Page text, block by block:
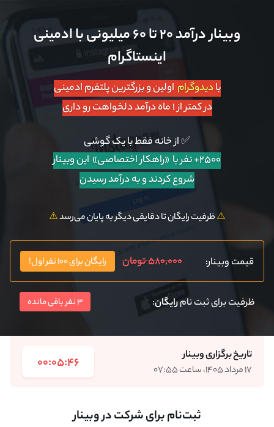
وبینار درآمد ۲۰ تا ۶۰ میلیونی با ادمینی
اینستاگرام
بادیدوگرام اولین و بزرگترین پلتفرم ادمینی
در کمتر از ۱ ماه درآمد دلخواهت رو داری
✅ از خانه فقط با یک گوشی
۲۵۰۰+ نفر با «راهکار اختصاصی»
این وبینار
شروع کردند و به درآمد رسیدن
⚠️ظرفیت رایگان تا دقایقی دیگر به پایان می‌رسد⚠️
قیمت وبینار: ۵۸۰,۰۰۰ تومان رایگان برای ۱۰۰ نفر اول!
ظرفیت برای ثبت نامرایگان: 3 نفر باقی مانده
تاریخ برگزاری وبینار
۱۷ مرداد ۱۴۰۵، ساعت ۰۷:۵۵ 00:05:46
ثبت‌نام برای شرکت در وبینار